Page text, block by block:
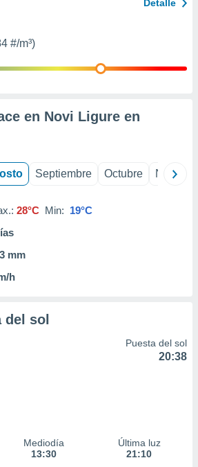
Detalle
#/m³)
en Novi Ligure en
Septiembre Octubre
28°C Min: 19°C
mm
h
del sol
Puesta del sol
20:38
Mediodía
13:30
Última luz
21:10